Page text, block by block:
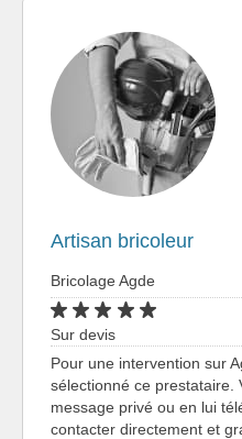
Artisan bricoleur
Bricolage Agde
Sur devis
Pour une intervention sur
sélectionné ce prestataire.
message privé ou en lui
contacter directement et